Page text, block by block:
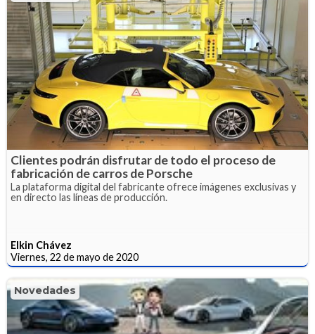
Clientes podrán disfrutar de todo el proceso de
fabricación de carros de Porsche
La plataforma digital del fabricante ofrece imágenes exclusivas y
en directo las líneas de producción.
Elkin Chávez
Viernes, 22 de mayo de 2020
Novedades